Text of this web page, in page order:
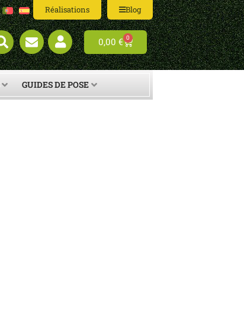
Réalisations Blog
0,00 € 0
GUIDES DE POSE